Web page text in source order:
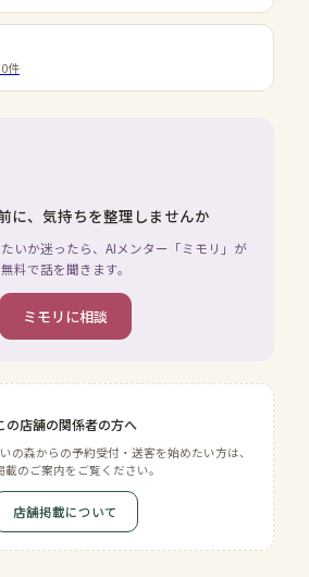
0件
に、気持ちを整理しませんか
いか迷ったら、AIメンター「ミモリ」が
無料で話を聞きます。
ミモリに相談
の店舗の関係者の方へ
の森からの予約受付・送客を始めたい方は、
載のご案内をご覧ください。
店舗掲載について